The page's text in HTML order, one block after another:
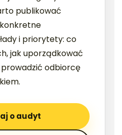
publikować
i priorytety: co
jak uporządkować
odbiorcę
o audyt